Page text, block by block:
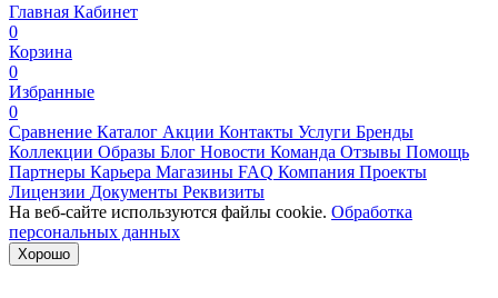
Главная Кабинет
0
Корзина
0
Избранные
0
Сравнение Каталог Акции Контакты Услуги Бренды
Коллекции Образы Блог Новости Команда Отзывы Помощь
Партнеры Карьера Магазины FAQ Компания Проекты
Лицензии Документы Реквизиты
На веб-сайте используются файлы cookie. Обработка
персональных данных
Хорошо